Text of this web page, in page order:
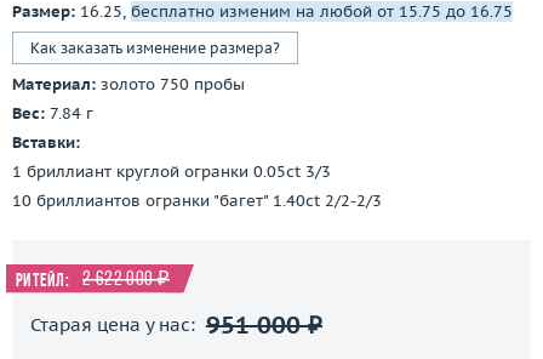
Размер: 16.25, бесплатно изменим на любой от 15.75 до 16.75
Как заказать изменение размера?
Материал: золото 750 пробы
Вес: 7.84 г
Вставки:
1 бриллиант круглой огранки 0.05ct 3/3
10 бриллиантов огранки "багет" 1.40ct 2/2-2/3
Ритейл: 2 622 000 ₽
Старая цена у нас: 951 000 ₽